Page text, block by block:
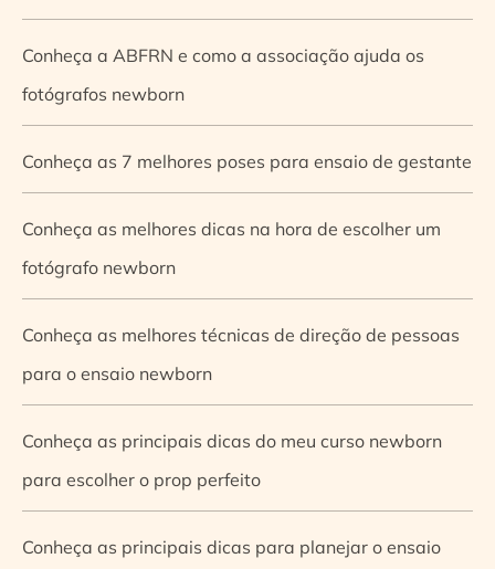
Conheça a ABFRN e como a associação ajuda os
fotógrafos newborn
Conheça as 7 melhores poses para ensaio de gestante
Conheça as melhores dicas na hora de escolher um
fotógrafo newborn
Conheça as melhores técnicas de direção de pessoas
para o ensaio newborn
Conheça as principais dicas do meu curso newborn
para escolher o prop perfeito
Conheça as principais dicas para planejar o ensaio